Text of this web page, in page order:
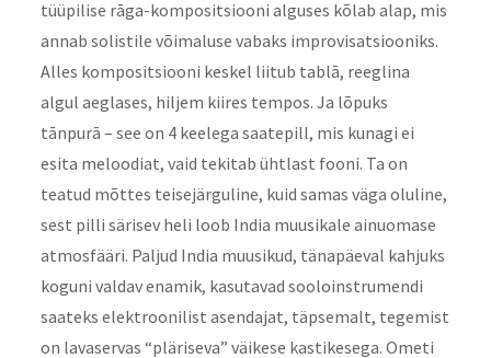
tüüpilise rāga-kompositsiooni alguses kõlab alap, mis
annab solistile võimaluse vabaks improvisatsiooniks.
Alles kompositsiooni keskel liitub tablā, reeglina
algul aeglases, hiljem kiires tempos. Ja lõpuks
tānpurā – see on 4 keelega saatepill, mis kunagi ei
esita meloodiat, vaid tekitab ühtlast fooni. Ta on
teatud mõttes teisejärguline, kuid samas väga oluline,
sest pilli särisev heli loob India muusikale ainuomase
atmosfääri. Paljud India muusikud, tänapäeval kahjuks
koguni valdav enamik, kasutavad sooloinstrumendi
saateks elektroonilist asendajat, täpsemalt, tegemist
on lavaservas “pläriseva” väikese kastikesega. Ometi